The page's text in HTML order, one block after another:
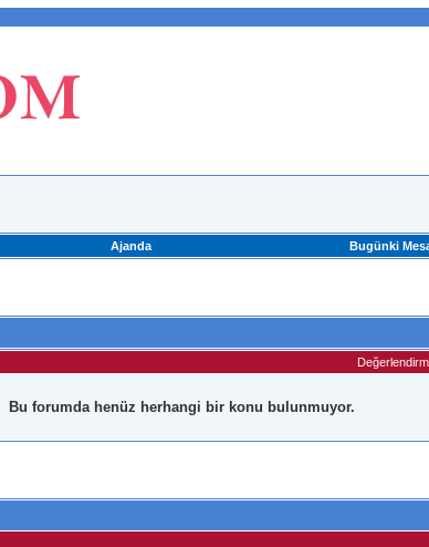
Ajanda Bugünki
Bu forumda henüz herhangi bir konu bulunmuyor.